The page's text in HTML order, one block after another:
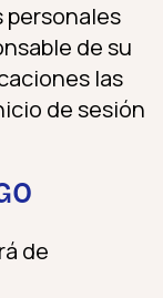
personales
de su
las
de sesión
de